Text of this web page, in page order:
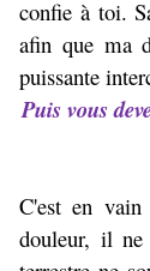
confie à toi.
afin que ma
puissante
Puis vous
C'est en
douleur, il ne